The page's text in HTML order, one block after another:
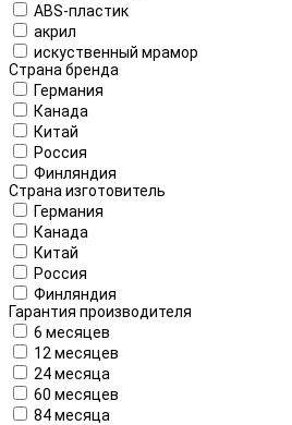
ABS-пластик
акрил
искуственный мрамор
Страна бренда
Германия
Канада
Китай
Россия
Финляндия
Страна изготовитель
Германия
Канада
Китай
Россия
Финляндия
Гарантия производителя
6 месяцев
12 месяцев
24 месяца
60 месяцев
84 месяца